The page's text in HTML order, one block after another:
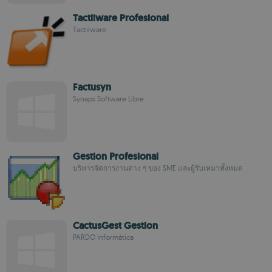
Tactilware Profesional
Tactilware
Factusyn
Synaps Software Libre
Gestion Profesional
บริหารจัดการงานต่าง ๆ ของ SME และผู้รับเหมาทั้งหมด
CactusGest Gestion
PARDO Informática